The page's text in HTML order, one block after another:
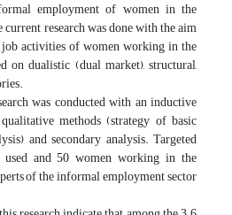
employment of women in the
research was done with the aim
activities of women working in the
on dualistic (dual market), structural,
was conducted with an inductive
methods (strategy of basic
and secondary analysis. Targeted
used and 50 women working in the
of the informal employment sector